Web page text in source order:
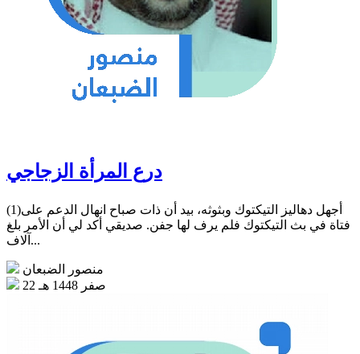
درع المرأة الزجاجي
(1)أجهل دهاليز التيكتوك وبثوثه، بيد أن ذات صباح انهال الدعم على
فتاة في بث التيكتوك فلم يرف لها جفن. صديقي أكد لي أن الأمر بلغ
آلاف...
منصور الضبعان
22 صفر 1448 هـ